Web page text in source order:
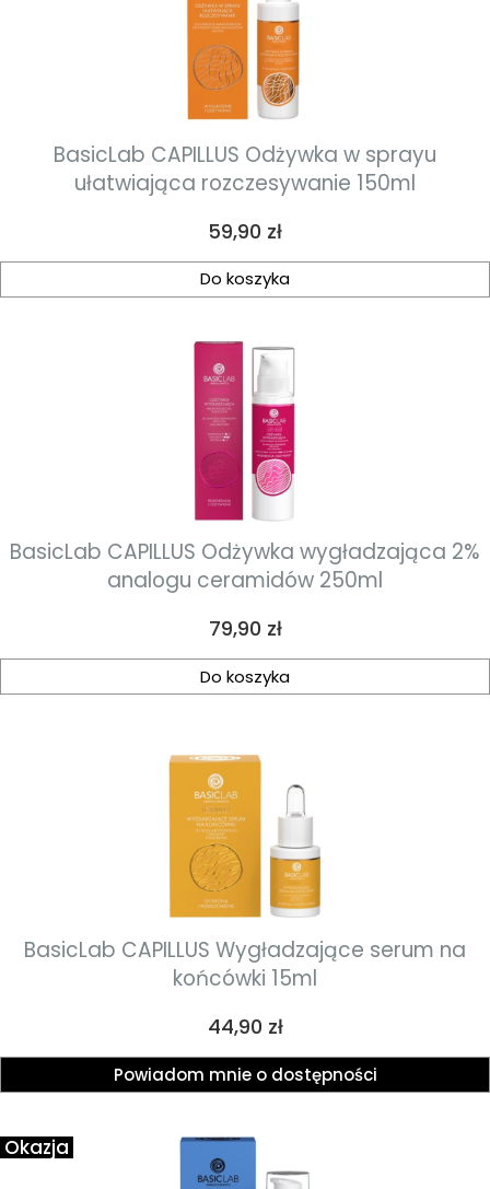
BasicLab CAPILLUS Odżywka w sprayu
ułatwiająca rozczesywanie 150ml
Cena
59,90 zł
Do koszyka
BasicLab CAPILLUS Odżywka wygładzająca 2%
analogu ceramidów 250ml
Cena
79,90 zł
Do koszyka
BasicLab CAPILLUS Wygładzające serum na
końcówki 15ml
Cena
44,90 zł
Powiadom mnie o dostępności
Okazja